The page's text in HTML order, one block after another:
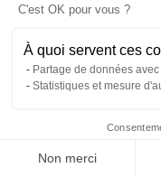
Gestion globale des
Gestion déléguée
Audit et
Destruction de
C'est OK pour vous ?
À quoi servent ces
Partage de données
Statistiques et mesure
Non merci